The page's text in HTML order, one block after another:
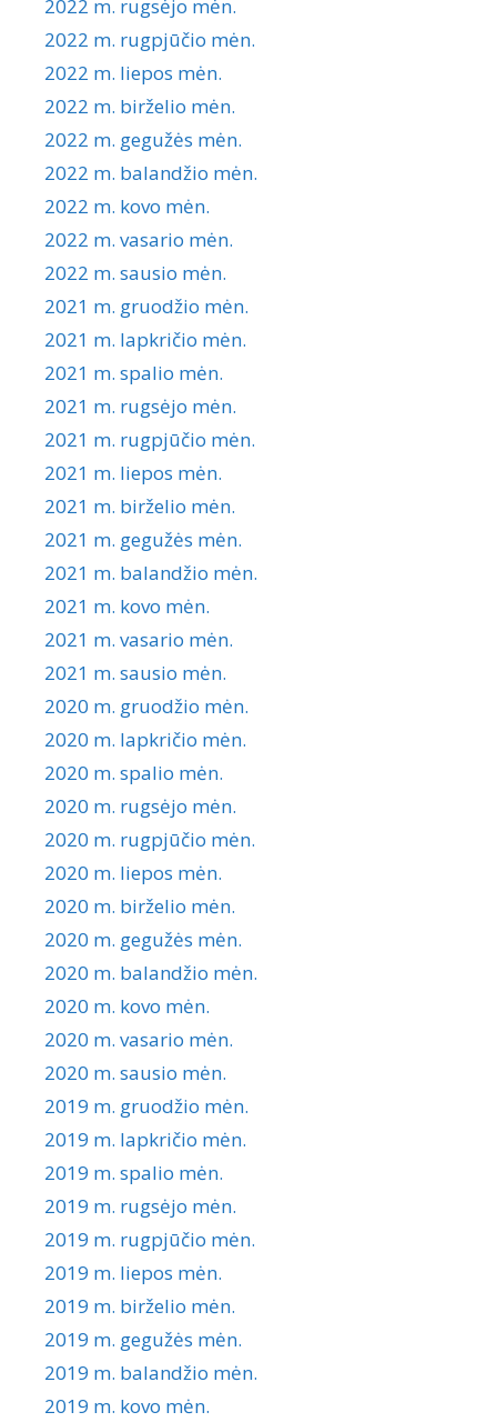
2022 m. rugsėjo mėn.
2022 m. rugpjūčio mėn.
2022 m. liepos mėn.
2022 m. birželio mėn.
2022 m. gegužės mėn.
2022 m. balandžio mėn.
2022 m. kovo mėn.
2022 m. vasario mėn.
2022 m. sausio mėn.
2021 m. gruodžio mėn.
2021 m. lapkričio mėn.
2021 m. spalio mėn.
2021 m. rugsėjo mėn.
2021 m. rugpjūčio mėn.
2021 m. liepos mėn.
2021 m. birželio mėn.
2021 m. gegužės mėn.
2021 m. balandžio mėn.
2021 m. kovo mėn.
2021 m. vasario mėn.
2021 m. sausio mėn.
2020 m. gruodžio mėn.
2020 m. lapkričio mėn.
2020 m. spalio mėn.
2020 m. rugsėjo mėn.
2020 m. rugpjūčio mėn.
2020 m. liepos mėn.
2020 m. birželio mėn.
2020 m. gegužės mėn.
2020 m. balandžio mėn.
2020 m. kovo mėn.
2020 m. vasario mėn.
2020 m. sausio mėn.
2019 m. gruodžio mėn.
2019 m. lapkričio mėn.
2019 m. spalio mėn.
2019 m. rugsėjo mėn.
2019 m. rugpjūčio mėn.
2019 m. liepos mėn.
2019 m. birželio mėn.
2019 m. gegužės mėn.
2019 m. balandžio mėn.
2019 m. kovo mėn.